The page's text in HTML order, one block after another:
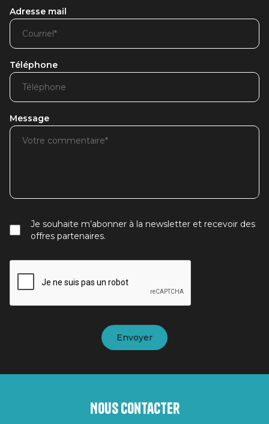
Adresse mail
Téléphone
Message
Je souhaite m’abonner à la newsletter et recevoir des
offres partenaires.
Nous contacter